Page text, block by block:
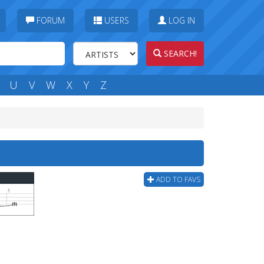
FORUM USERS LOG IN
SEARCH!
U V W X Y Z
ADD TO FAVS